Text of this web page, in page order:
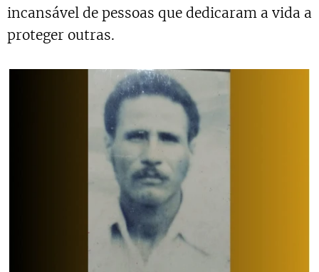
incansável de pessoas que dedicaram a vida a
proteger outras.